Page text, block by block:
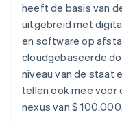
heeft de basis van
uitgebreid met
en software op
cloudgebaseerde
niveau van de staat
tellen ook mee voor
nexus van $ 100.000.